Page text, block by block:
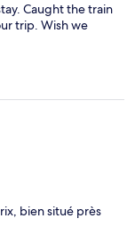
Caught the train
trip. Wish we
bien situé près